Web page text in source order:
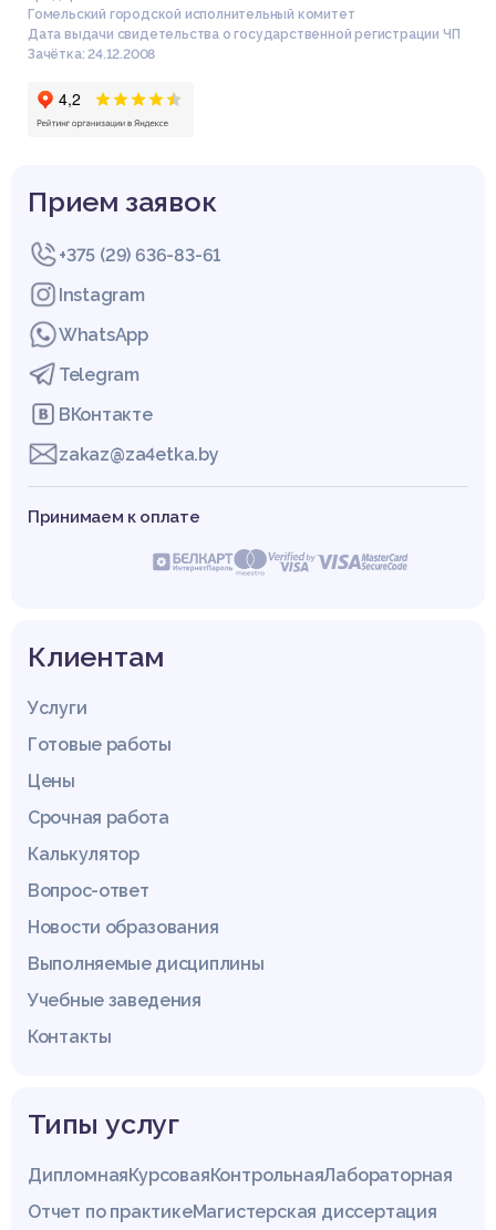
Гомельский городской исполнительный комитет
Дата выдачи свидетельства о государственной регистрации ЧП
Зачётка: 24.12.2008
Прием заявок
+375 (29) 636-83-61
Instagram
WhatsApp
Telegram
ВКонтакте
zakaz@za4etka.by
Принимаем к оплате
Клиентам
Услуги
Готовые работы
Цены
Срочная работа
Калькулятор
Вопрос-ответ
Новости образования
Выполняемые дисциплины
Учебные заведения
Контакты
Типы услуг
ДипломнаяКурсоваяКонтрольнаяЛабораторная
Отчет по практикеМагистерская диссертация